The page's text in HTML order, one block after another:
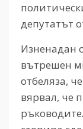
депутатът
Изненадан
вътрешен
отбеляза,
вярвал, че